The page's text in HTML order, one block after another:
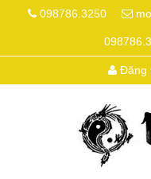
098786.3250
Đăng